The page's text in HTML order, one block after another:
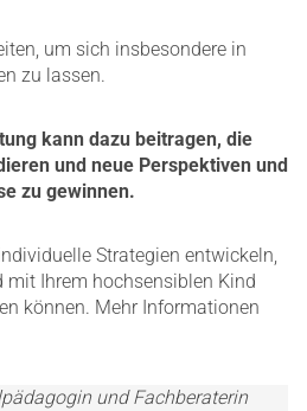
um sich insbesondere in
zu lassen.
kann dazu beitragen, die
und neue Perspektiven und
zu gewinnen.
Strategien entwickeln,
Ihrem hochsensiblen Kind
können. Mehr Informationen
und Fachberaterin